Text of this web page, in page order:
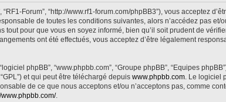
“RF1-Forum”, “http://www.rf1-forum.com/phpBB3”), vous acceptez
de toutes les conditions suivantes, alors n’accédez pas et/
tout pour que vous en soyez informé, bien qu’il soit prudent de
ont été effectués, vous acceptez d’être légalement
phpBB”, “www.phpbb.com”, “Groupe phpBB”, “Equipes
et qui peut être téléchargé depuis www.phpbb.com. Le logiciel
de ce que nous acceptons et/ou n’acceptons pas, comme
www.phpbb.com/.